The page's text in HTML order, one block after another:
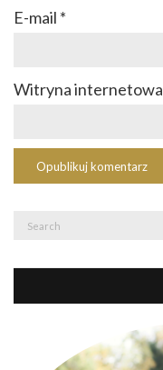
E-mail *
Witryna internetowa
Search